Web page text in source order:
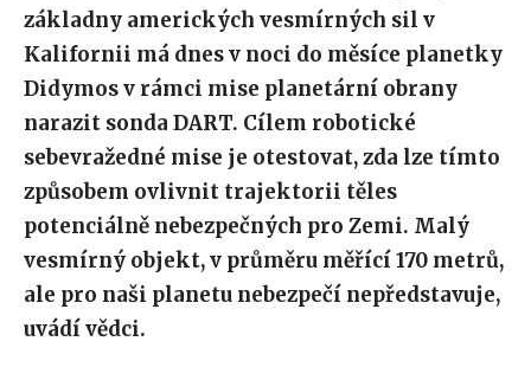
základny amerických vesmírných sil v
Kalifornii má dnes v noci do měsíce planetky
Didymos v rámci mise planetární obrany
narazit sonda DART. Cílem robotické
sebevražedné mise je otestovat, zda lze tímto
způsobem ovlivnit trajektorii těles
potenciálně nebezpečných pro Zemi. Malý
vesmírný objekt, v průměru měřící 170 metrů,
ale pro naši planetu nebezpečí nepředstavuje,
uvádí vědci.